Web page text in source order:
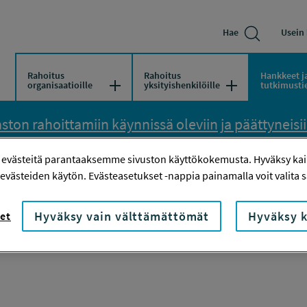
Hae
Rahoitus
organisaatioille Avaa/Sulje valikko
Rahoitus
yksityishenkilöille Avaa/Sulje
Hankkeet
rahoittamiin käynnissä oleviin ja
ALHAISEMMAKSI YHTEISILLÄ RATKAISUKARTOILLA
yhteisillä
parantaaksemme sivuston käyttökokemusta. Hyväksy
käytön. Evästeasetukset -nappia painamalla voit valita
Hyväksy vain välttämättömät Hyväksy